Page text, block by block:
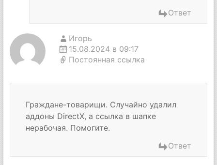
Ответ
Игорь
15.08.2024 в 09:17
Постоянная ссылка
Граждане-товарищи. Случайно удалил
аддоны DirectX, а ссылка в шапке
нерабочая. Помогите.
Ответ